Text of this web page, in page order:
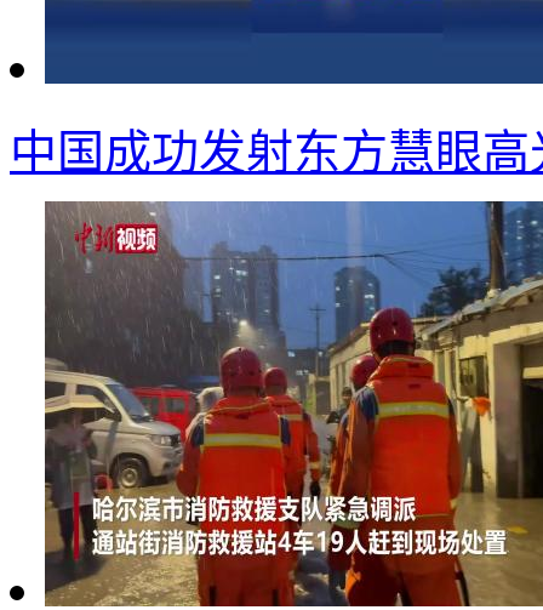
中国成功发射东方慧眼高